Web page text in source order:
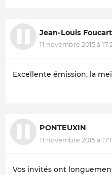
Jean-Louis Foucart
11 novembre 2015 à
Excellente émission, la
PONTEUXIN
11 novembre 2015 à
Vos invités ont